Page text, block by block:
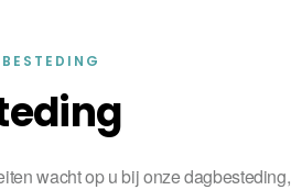
wacht op u bij onze dagbesteding,